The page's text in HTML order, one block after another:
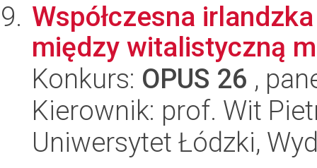
Współczesna
między witalistyczną
Konkurs: OPUS 26 ,
Kierownik: prof. Wit
Uniwersytet Łódzki,